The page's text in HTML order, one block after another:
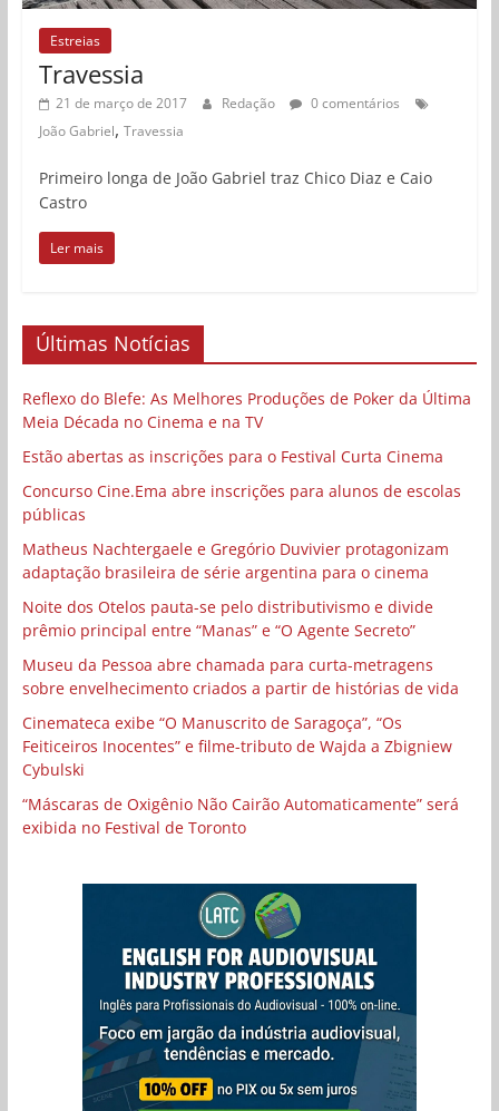
Estreias
Travessia
21 de março de 2017 Redação
0 comentários
João Gabriel, Travessia
Primeiro longa de João Gabriel traz Chico Diaz e Caio
Castro
Ler mais
Últimas Notícias
Reflexo do Blefe: As Melhores Produções de Poker da Última
Meia Década no Cinema e na TV
Estão abertas as inscrições para o Festival Curta Cinema
Concurso Cine.Ema abre inscrições para alunos de escolas
públicas
Matheus Nachtergaele e Gregório Duvivier protagonizam
adaptação brasileira de série argentina para o cinema
Noite dos Otelos pauta-se pelo distributivismo e divide
prêmio principal entre “Manas” e “O Agente Secreto”
Museu da Pessoa abre chamada para curta-metragens
sobre envelhecimento criados a partir de histórias de vida
Cinemateca exibe “O Manuscrito de Saragoça”, “Os
Feiticeiros Inocentes” e filme-tributo de Wajda a Zbigniew
Cybulski
“Máscaras de Oxigênio Não Cairão Automaticamente” será
exibida no Festival de Toronto